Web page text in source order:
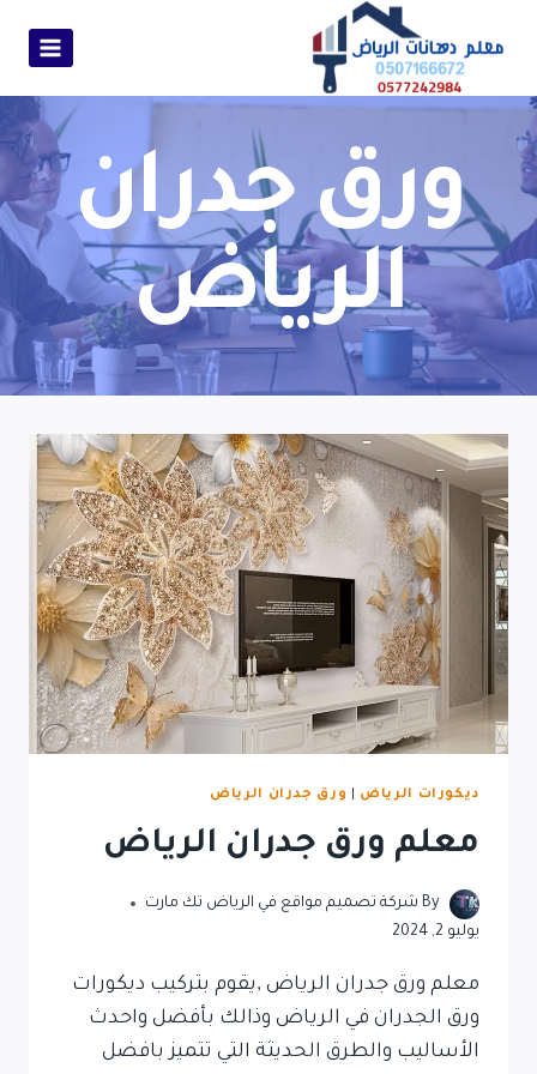
ورق جدران
الرياض
ديكورات الرياض ورق جدران الرياض
معلم ورق جدران الرياض
By شركة تصميم مواقع في الرياض تك مارت
يوليو 2, 2024
معلم ورق جدران الرياض ,يقوم بتركيب ديكورات
ورق الجدران في الرياض وذالك بأفضل واحدث
الأساليب والطرق الحديثة التي تتميز بافضل